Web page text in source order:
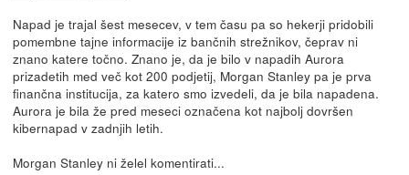
Napad je trajal šest mesecev, v tem času pa so hekerji pridobili
pomembne tajne informacije iz bančnih strežnikov, čeprav ni
znano katere točno. Znano je, da je bilo v napadih Aurora
prizadetih med več kot 200 podjetij, Morgan Stanley pa je prva
finančna institucija, za katero smo izvedeli, da je bila napadena.
Aurora je bila že pred meseci označena kot najbolj dovršen
kibernapad v zadnjih letih.
Morgan Stanley ni želel komentirati...